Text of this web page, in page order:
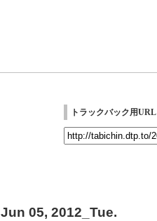
トラックバック用URL
Jun 05, 2012_Tue.